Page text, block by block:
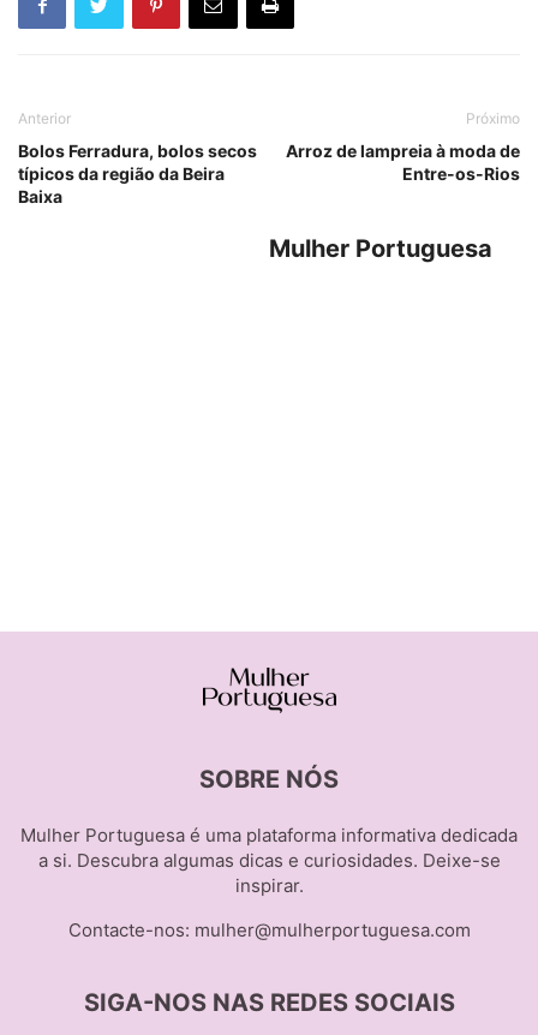
Anterior
Bolos Ferradura, bolos secos
típicos da região da Beira
Baixa
Próximo
Arroz de lampreia à moda de
Entre-os-Rios
Mulher Portuguesa
SOBRE NÓS
Mulher Portuguesa é uma plataforma informativa dedicada
a si. Descubra algumas dicas e curiosidades. Deixe-se
inspirar.
Contacte-nos: mulher@mulherportuguesa.com
SIGA-NOS NAS REDES SOCIAIS